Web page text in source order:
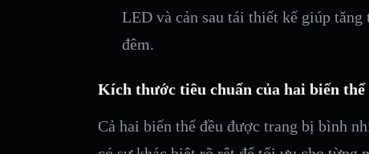
LED và cản sau tái thiết kế giúp
đêm.
Kích thước tiêu chuẩn của hai biến thể
Cả hai biến thể đều được trang bị bình